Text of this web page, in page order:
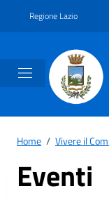
Regione Lazio
Home / Vivere il
Eventi